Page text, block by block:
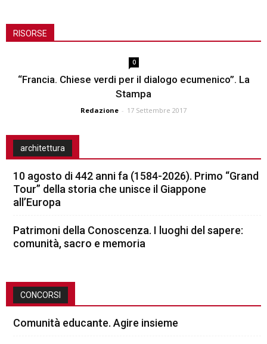
RISORSE
0
“Francia. Chiese verdi per il dialogo ecumenico”. La
Stampa
Redazione - 17 Settembre 2017
architettura
10 agosto di 442 anni fa (1584-2026). Primo “Grand
Tour” della storia che unisce il Giappone
all’Europa
Patrimoni della Conoscenza. I luoghi del sapere:
comunità, sacro e memoria
CONCORSI
Comunità educante. Agire insieme